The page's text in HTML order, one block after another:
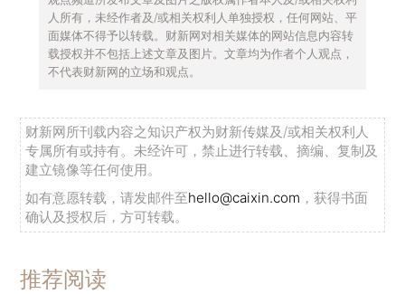
人所有，未经作者及/或相关权利人单独授权，任何网站、平
面媒体不得予以转载。财新网对相关媒体的网站信息内容转
载授权并不包括上述文章及图片。文章均为作者个人观点，
不代表财新网的立场和观点。
财新网所刊载内容之知识产权为财新传媒及/或相关权利人
专属所有或持有。未经许可，禁止进行转载、摘编、复制及
建立镜像等任何使用。
如有意愿转载，请发邮件至hello@caixin.com ，获得书面
确认及授权后，方可转载。
推荐阅读